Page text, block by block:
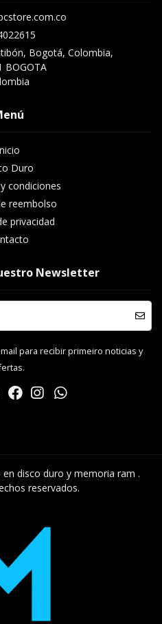
Bogotá, Colombia,
BOGOTA
Duro
condiciones
reembolso
privacidad
Newsletter
para recibir primeiro noticias y
disco duro y memoria ram .
reservados.